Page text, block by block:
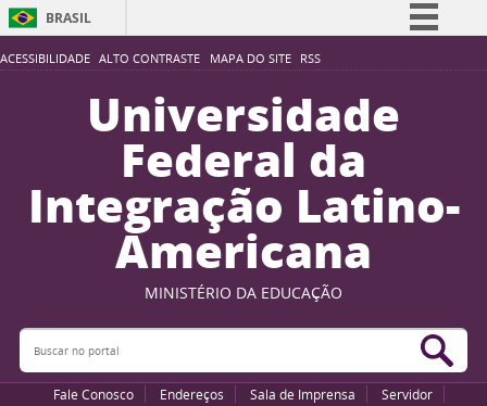
ACESSIBILIDADE ALTO CONTRASTE MAPA DO SITE RSS
BRASIL
Simplifique!
Participe
Acesso à informação
Legislação
Canais
Universidade
Federal da
Integração Latino-
Americana
MINISTÉRIO DA EDUCAÇÃO
Buscar no portal
Fale Conosco Endereços Sala de Imprensa
Servidor